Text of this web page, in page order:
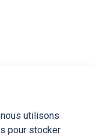
utilisons
pour stocker
emploi